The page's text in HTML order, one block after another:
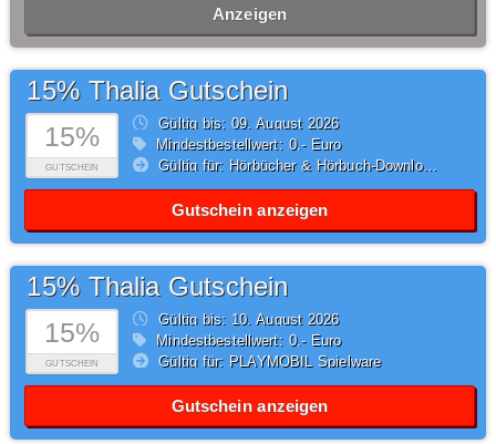
Anzeigen
15%
GUTSCHEIN
15% Thalia Gutschein
Gültig bis: 09.August2026
Mindestbestellwert: 0,- Euro
Gültig für: Hörbücher & Hörbuch-Downloads
Gutschein anzeigen
15%
GUTSCHEIN
15% Thalia Gutschein
Gültig bis: 10.August2026
Mindestbestellwert: 0,- Euro
Gültig für: PLAYMOBIL Spielware
Gutschein anzeigen